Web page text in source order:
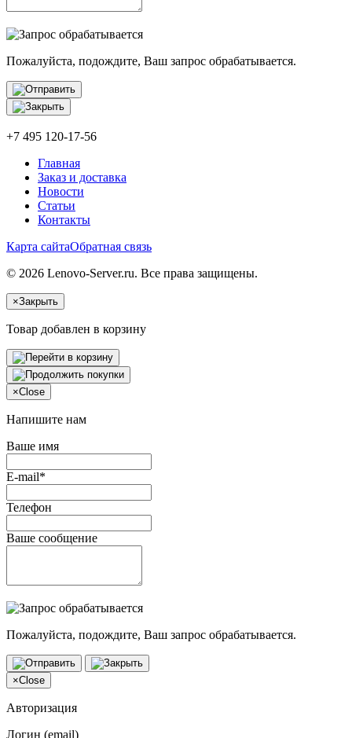
Пожалуйста, подождите, Ваш запрос обрабатывается.
+7 495 120-17-56
Главная
Заказ и доставка
Новости
Статьи
Контакты
Карта сайтаОбратная связь
© 2026 Lenovo-Server.ru. Все права защищены.
×Закрыть
Товар добавлен в корзину
×Close
Напишите нам
Ваше имя
E-mail*
Телефон
Ваше сообщение
Пожалуйста, подождите, Ваш запрос обрабатывается.
×Close
Авторизация
Логин (email)